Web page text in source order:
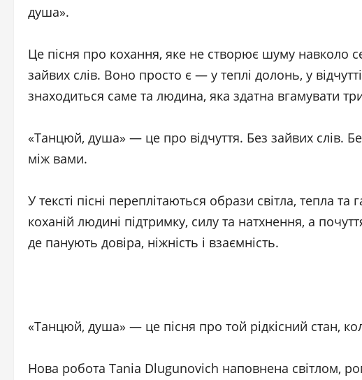
душа».
Це пісня про кохання, яке не створює шуму навколо
зайвих слів. Воно просто є — у теплі долонь, у
знаходиться саме та людина, яка здатна вгамувати
«Танцюй, душа» — це про відчуття. Без зайвих слів.
між вами.
У тексті пісні переплітаються образи світла, тепла
коханій людині підтримку, силу та натхнення, а
де панують довіра, ніжність і взаємність.
«Танцюй, душа» — це пісня про той рідкісний стан,
Нова робота Tania Dlugunovich наповнена світлом,